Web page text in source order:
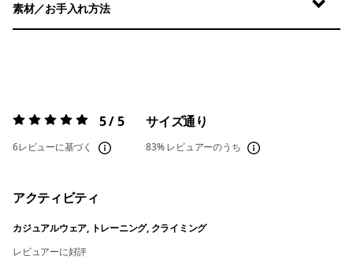
素材／お手入れ方法
評価:5 / 5 5 / 5
6レビューに基づく
サイズ通り
83%レビュアーのうち
アクティビティ
カジュアルウェア, トレーニング, クライミング
レビュアーに好評